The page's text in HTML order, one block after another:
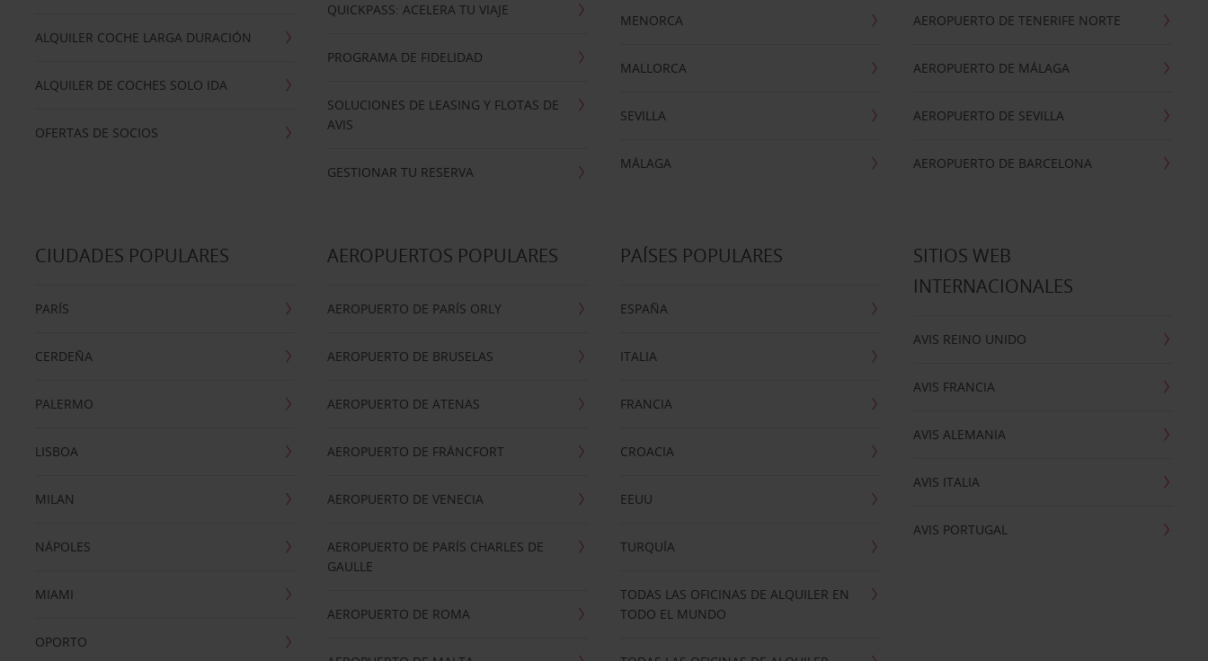
ALQUILER COCHE LARGA DURACIÓN
ALQUILER DE COCHES SOLO IDA
OFERTAS DE SOCIOS
QUICKPASS: ACELERA TU VIAJE
PROGRAMA DE FIDELIDAD
SOLUCIONES DE LEASING Y FLOTAS DE
AVIS
GESTIONAR TU RESERVA
MENORCA
MALLORCA
SEVILLA
MÁLAGA
AEROPUERTO DE TENERIFE NORTE
AEROPUERTO DE MÁLAGA
AEROPUERTO DE SEVILLA
AEROPUERTO DE BARCELONA
CIUDADES POPULARES
PARÍS
CERDEÑA
PALERMO
LISBOA
MILAN
NÁPOLES
MIAMI
OPORTO
AEROPUERTOS POPULARES
AEROPUERTO DE PARÍS ORLY
AEROPUERTO DE BRUSELAS
AEROPUERTO DE ATENAS
AEROPUERTO DE FRÁNCFORT
AEROPUERTO DE VENECIA
AEROPUERTO DE PARÍS CHARLES DE
GAULLE
AEROPUERTO DE ROMA
PAÍSES POPULARES
ESPAÑA
ITALIA
FRANCIA
CROACIA
EEUU
TURQUÍA
TODAS LAS OFICINAS DE ALQUILER EN
TODO EL MUNDO
SITIOS WEB
INTERNACIONALES
AVIS REINO UNIDO
AVIS FRANCIA
AVIS ALEMANIA
AVIS ITALIA
AVIS PORTUGAL